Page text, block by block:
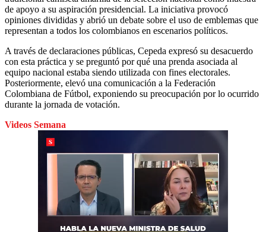
de apoyo a su aspiración presidencial. La iniciativa provocó
opiniones divididas y abrió un debate sobre el uso de emblemas que
representan a todos los colombianos en escenarios políticos.
A través de declaraciones públicas, Cepeda expresó su desacuerdo
con esta práctica y se preguntó por qué una prenda asociada al
equipo nacional estaba siendo utilizada con fines electorales.
Posteriormente, elevó una comunicación a la Federación
Colombiana de Fútbol, exponiendo su preocupación por lo ocurrido
durante la jornada de votación.
Videos Semana